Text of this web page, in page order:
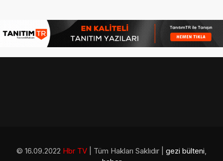
© 16.09.2022 Hbr TV | Tüm Hakları Saklıdır | gezi bülteni,